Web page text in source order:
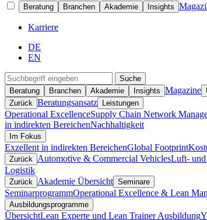
Beratung Branchen Akademie Insights
Karriere
DE
EN
Suche
Beratung
Branchen Akademie Insights Magazine
Zurück Beratungsansatz Leistungen
Operational ExcellenceSupply Chain Network
in indirekten BereichenNachhaltigkeit
Im Fokus
Exzellent in indirekten BereichenGlobal Footprint
Zurück Automotive & Commercial VehiclesLuft- und
Logistik
Zurück Akademie Übersicht Seminare
SeminarprogrammOperational Excellence & Lean
Ausbildungsprogramme
ÜbersichtLean Experte und Lean Trainer Ausbildung